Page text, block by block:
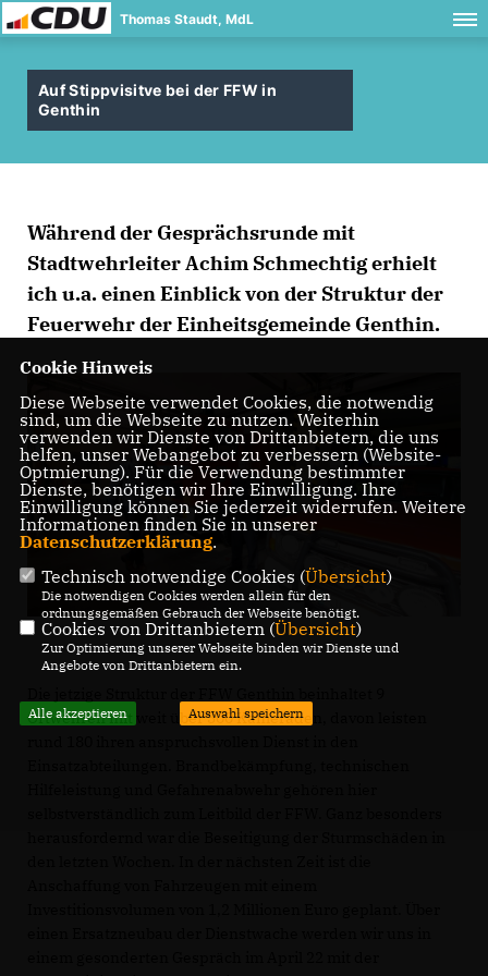
Thomas Staudt, MdL
Auf Stippvisitve bei der FFW in
Genthin
Während der Gesprächsrunde mit
Stadtwehrleiter Achim Schmechtig erhielt
ich u.a. einen Einblick von der Struktur der
Feuerwehr der Einheitsgemeinde Genthin.
Ortwehren mit weit über 300 Kameraden, davon leisten
Cookie Hinweis
Diese Webseite verwendet Cookies, die notwendig
sind, um die Webseite zu nutzen. Weiterhin
verwenden wir Dienste von Drittanbietern, die uns
helfen, unser Webangebot zu verbessern (Website-
Optmierung). Für die Verwendung bestimmter
Dienste, benötigen wir Ihre Einwilligung. Ihre
Einwilligung können Sie jederzeit widerrufen. Weitere
Informationen finden Sie in unserer
Datenschutzerklärung.
Technisch notwendige Cookies (Übersicht)
Die notwendigen Cookies werden allein für den
ordnungsgemäßen Gebrauch der Webseite benötigt.
Cookies von Drittanbietern (Übersicht)
Zur Optimierung unserer Webseite binden wir Dienste und
Angebote von Drittanbietern ein.
Alle akzeptieren Auswahl speichern